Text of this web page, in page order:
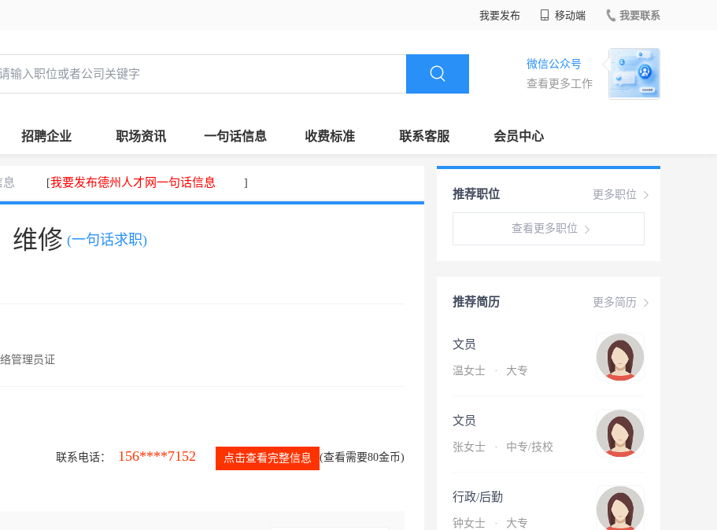
我要发布 移动端 我要联系
微信公众号
查看更多工作
招聘企业 职场资讯 一句话信息 收费标准 联系客服 会员中心
息 [我要发布德州人才网一句话信息 ]
维修 (一句话求职)
管理员证
联系电话： 156****7152 点击查看完整信息 (查看需要80金币)
更多职位
推荐职位
查看更多职位
更多简历
推荐简历
文员
温女士 · 大专
文员
张女士 · 中专/技校
行政/后勤
钟女士 · 大专